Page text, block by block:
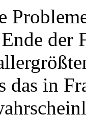
der
das in